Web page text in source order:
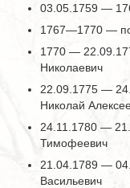
03.05.1759 —
1767—1770 —
1770 —
Николаевич
22.09.1775 —
Николай
24.11.1780 —
Тимофеевич
21.04.1789 —
Васильевич